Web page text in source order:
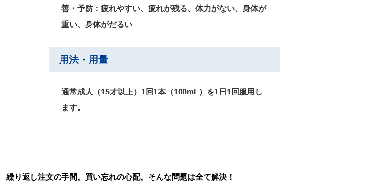
善・予防：疲れやすい、疲れが残る、体力がない、身体が
重い、身体がだるい
用法・用量
通常成人（15才以上）1回1本（100mL）を1日1回服用し
ます。
繰り返し注文の手間。買い忘れの心配。そんな問題は全て解決！